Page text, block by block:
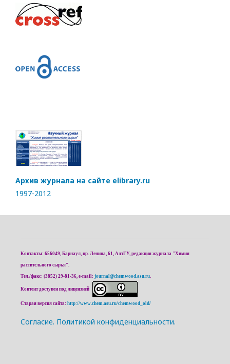
Архив журнала на сайте elibrary.ru
1997-2012
Контакты: 656049, Барнаул, пр. Ленина, 61, АлтГУ, редакция журнала "Химия
растительного сырья".
Тел./факс: (3852) 29-81-36, e-mail: journal@chemwood.asu.ru.
Контент доступен под лицензией
Старая версия сайта: http://www.chem.asu.ru/chemwood_old/
Cогласие. Политикой конфиденциальности.